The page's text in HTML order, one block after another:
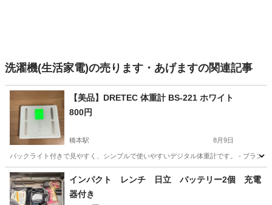
洗濯機(生活家電)の売ります・あげますの関連記事
【美品】DRETEC 体重計 BS-221 ホワイト
800円
橋本駅 8月9日
バックライト付きで見やすく、シンプルで使いやすいデジタル体重計です。 - ブラン
福岡 福岡市 橋本駅
インパクト レンチ 日立 バッテリー2個 充電
器付き